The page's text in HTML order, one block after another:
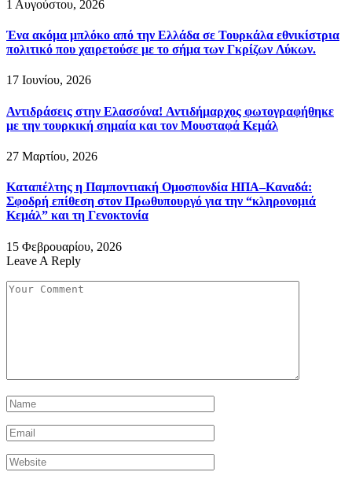
1 Αυγούστου, 2026
Ένα ακόμα μπλόκο από την Ελλάδα σε Τουρκάλα εθνικίστρια
πολιτικό που χαιρετούσε με το σήμα των Γκρίζων Λύκων.
17 Ιουνίου, 2026
Αντιδράσεις στην Ελασσόνα! Αντιδήμαρχος φωτογραφήθηκε
με την τουρκική σημαία και τον Μουσταφά Κεμάλ
27 Μαρτίου, 2026
Καταπέλτης η Παμποντιακή Ομοσπονδία ΗΠΑ–Καναδά:
Σφοδρή επίθεση στον Πρωθυπουργό για την “κληρονομιά
Κεμάλ” και τη Γενοκτονία
15 Φεβρουαρίου, 2026
Leave A Reply